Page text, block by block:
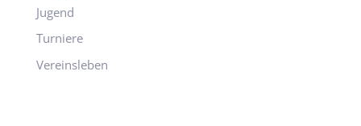
Jugend
Turniere
Vereinsleben